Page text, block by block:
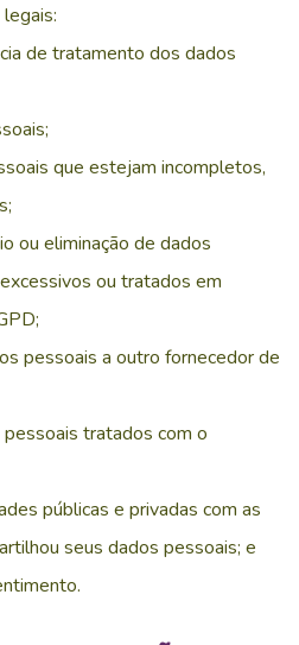
de tratamento dos dados
que estejam incompletos,
ou eliminação de dados
ou tratados em
pessoais a outro fornecedor de
tratados com o
públicas e privadas com as
seus dados pessoais; e